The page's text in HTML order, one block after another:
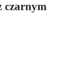
czarnym